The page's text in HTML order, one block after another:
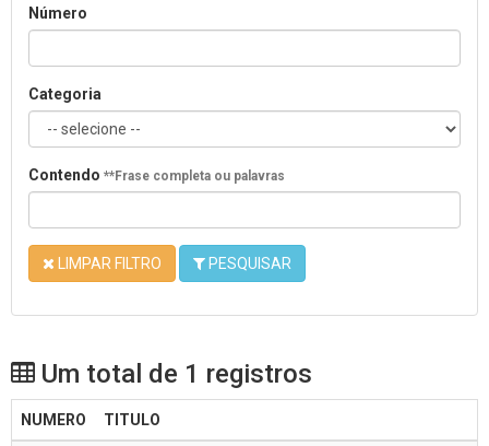
Número
Categoria
Contendo **Frase completa ou palavras
LIMPAR FILTRO PESQUISAR
Um total de 1 registros
NUMERO TITULO